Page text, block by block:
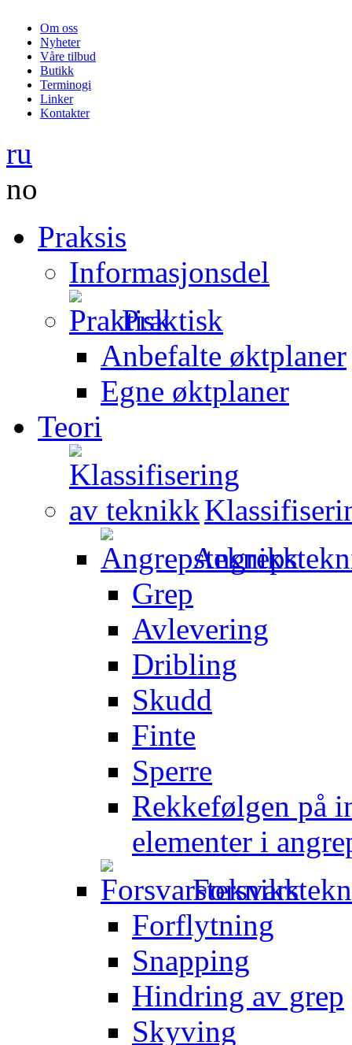
Om oss
Nyheter
Våre tilbud
Butikk
Terminogi
Linker
Kontakter
ru
no
Praksis
Informasjonsdel
Praktisk
Anbefalte øktplaner
Egne øktplaner
Teori
Grep
Avlevering
Dribling
Skudd
Finte
Sperre
Rekkefølgen på
elementer i
Forflytning
Snapping
Hindring av grep
Skyving